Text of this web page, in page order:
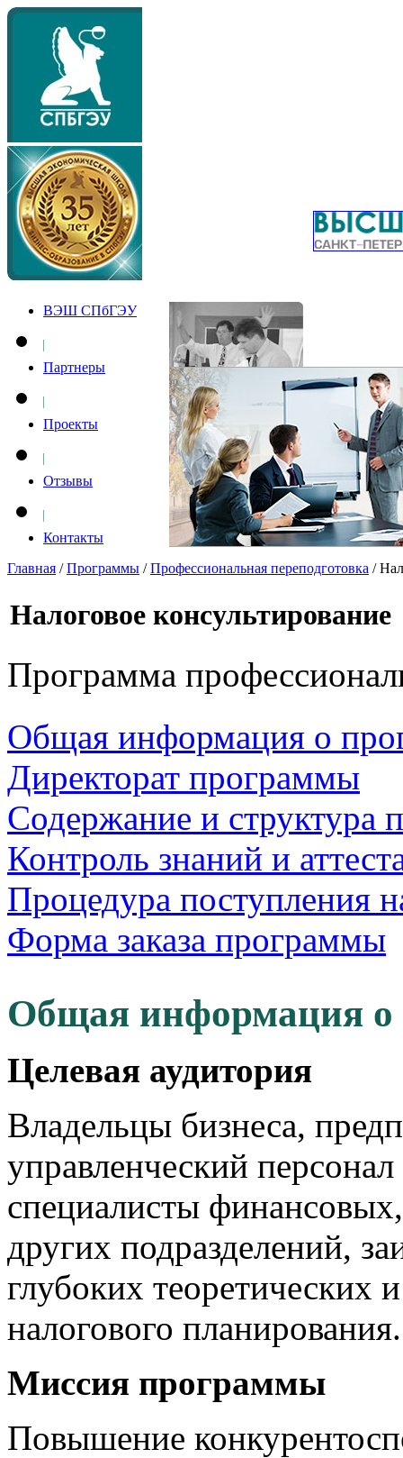
ВЭШ СПбГЭУ
Партнеры
Проекты
Отзывы
Контакты
Главная /Программы /Профессиональная переподготовка /
Налоговое консультирование
Программа
Общая информация о
Директорат программы
Содержание и структура
Контроль знаний и
Процедура поступления
Форма заказа программы
Общая информация о
Целевая аудитория
Владельцы бизнеса,
управленческий
специалисты
других подразделений,
глубоких теоретических
налогового планирования.
Миссия программы
Повышение